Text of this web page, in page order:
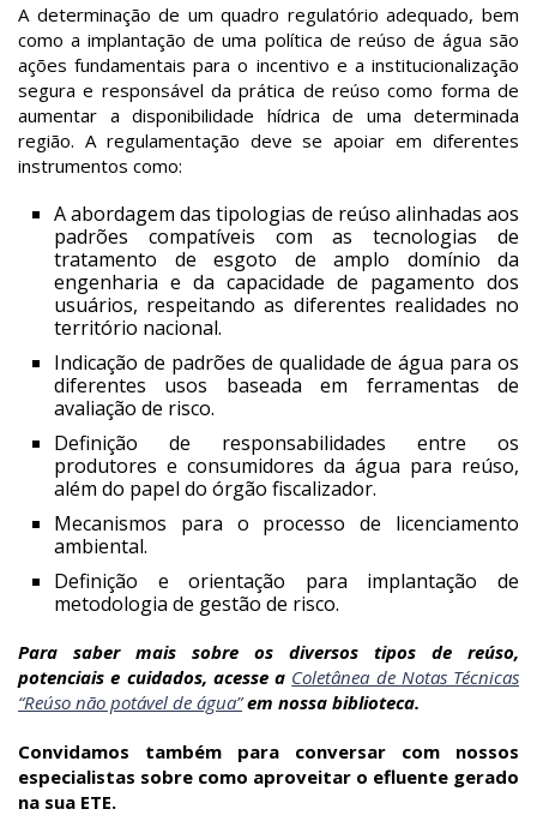
A determinação de um quadro regulatório adequado, bem
como a implantação de uma política de reúso de água são
ações fundamentais para o incentivo e a institucionalização
segura e responsável da prática de reúso como forma de
aumentar a disponibilidade hídrica de uma determinada
região. A regulamentação deve se apoiar em diferentes
instrumentos como:
A abordagem das tipologias de reúso alinhadas aos
padrões compatíveis com as tecnologias de
tratamento de esgoto de amplo domínio da
engenharia e da capacidade de pagamento dos
usuários, respeitando as diferentes realidades no
território nacional.
Indicação de padrões de qualidade de água para os
diferentes usos baseada em ferramentas de
avaliação de risco.
Definição de responsabilidades entre os
produtores e consumidores da água para reúso,
além do papel do órgão fiscalizador.
Mecanismos para o processo de licenciamento
ambiental.
Definição e orientação para implantação de
metodologia de gestão de risco.
Para saber mais sobre os diversos tipos de reúso,
potenciais e cuidados, acesse a Coletânea de Notas Técnicas
“Reúso não potável de água”em nossa biblioteca.
Convidamos também para conversar com nossos
especialistas sobre como aproveitar o efluente gerado
na sua ETE.